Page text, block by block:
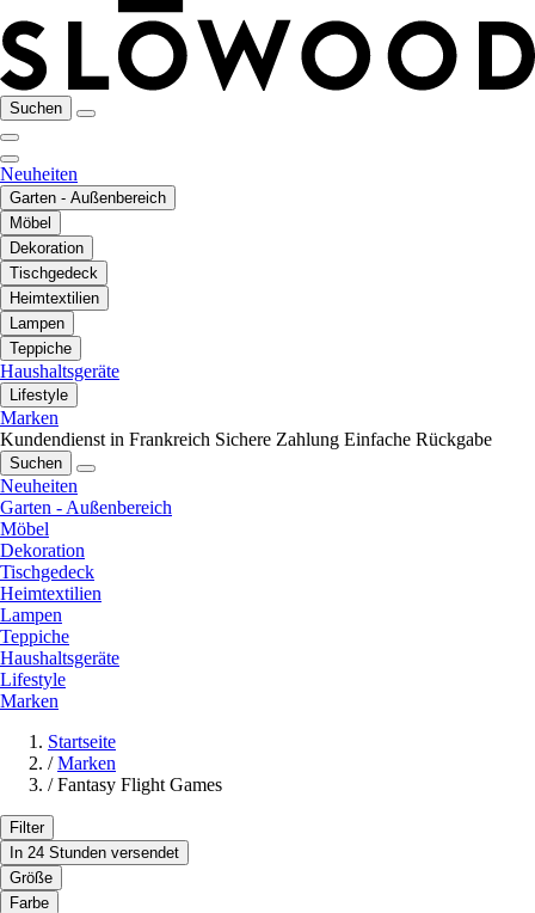
Suchen
Neuheiten
Garten - Außenbereich
Möbel
Dekoration
Tischgedeck
Heimtextilien
Lampen
Teppiche
Haushaltsgeräte
Lifestyle
Marken
Kundendienst in Frankreich Sichere Zahlung Einfache Rückgabe
Suchen
Neuheiten
Garten - Außenbereich
Möbel
Dekoration
Tischgedeck
Heimtextilien
Lampen
Teppiche
Haushaltsgeräte
Lifestyle
Marken
Startseite
/ Marken
/ Fantasy Flight Games
Filter
In 24 Stunden versendet
Größe
Farbe